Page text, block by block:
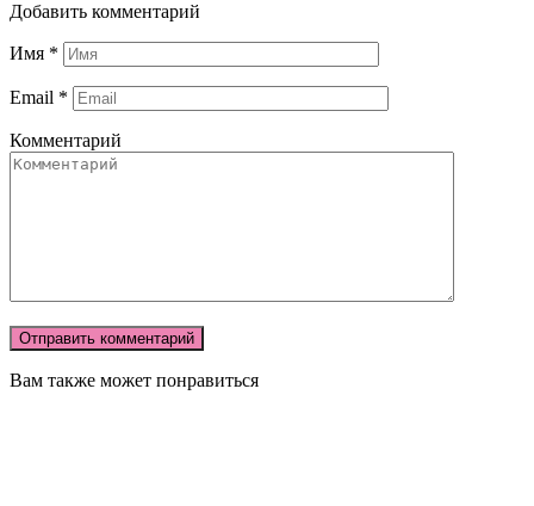
Добавить комментарий
Имя *
Email *
Комментарий
Вам также может понравиться